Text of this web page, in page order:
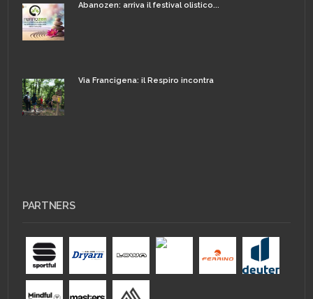
Abanozen: arriva il festival olistico...
Via Francigena: il Respiro incontra
PARTNERS